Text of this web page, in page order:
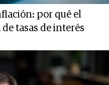
por qué el
tasas de interés